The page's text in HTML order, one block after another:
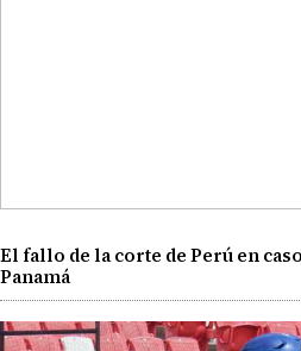
El fallo de la corte de Perú en
Panamá